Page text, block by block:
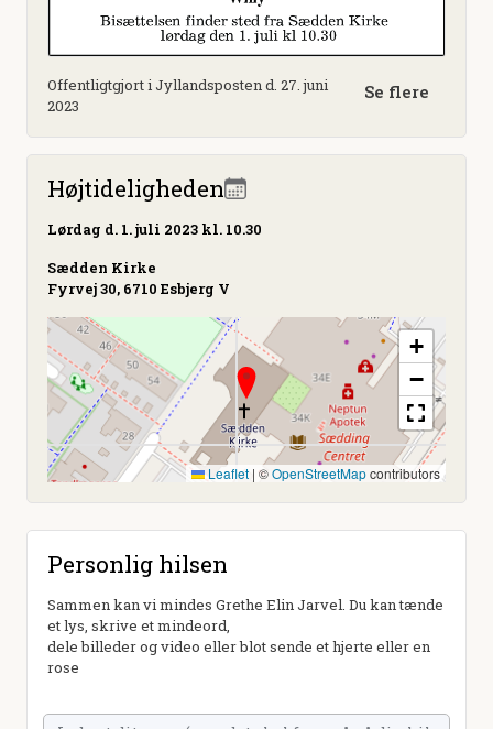
Offentligtgjort i Jyllandsposten d. 27. juni
2023
Se flere
Højtideligheden
Lørdag d. 1. juli 2023 kl. 10.30
Sædden Kirke
Fyrvej 30, 6710 Esbjerg V
+
−
Leaflet | ©OpenStreetMapcontributors
Personlig hilsen
Sammen kan vi mindes Grethe Elin Jarvel. Du kan tænde
et lys, skrive et mindeord,
dele billeder og video eller blot sende et hjerte eller en
rose